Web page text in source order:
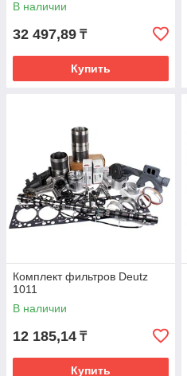
В наличии
32 497,89 ₸
Купить
Комплект фильтров Deutz
1011
В наличии
12 185,14 ₸
Купить